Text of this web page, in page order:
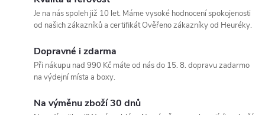
Je na nás spoleh již 10 let. Máme vysoké hodnocení spokojenosti
od našich zákazníků a certifikát Ověřeno zákazníky od Heuréky.
Dopravné i zdarma
Při nákupu nad 990 Kč máte od nás do 15. 8. dopravu zadarmo
na výdejní místa a boxy.
Na výměnu zboží 30 dnů